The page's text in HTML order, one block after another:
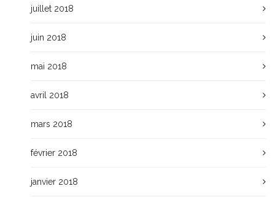
juillet 2018
juin 2018
mai 2018
avril 2018
mars 2018
février 2018
janvier 2018